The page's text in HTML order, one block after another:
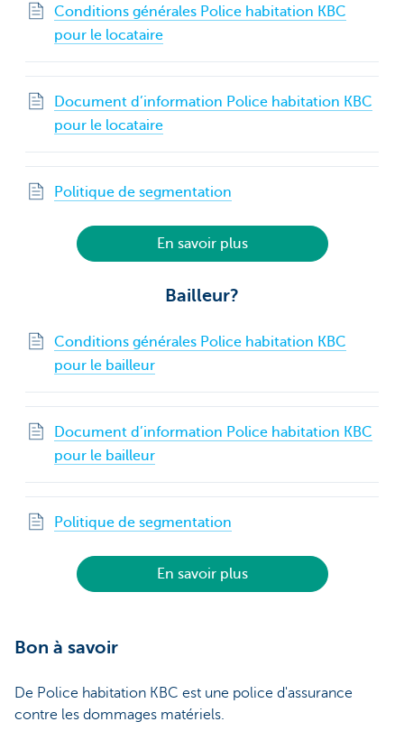
Conditions générales Police habitation KBC
pour le locataire
Document d’information Police habitation KBC
pour le locataire
Politique de segmentation
En savoir plus
Bailleur?
Conditions générales Police habitation KBC
pour le bailleur
Document d’information Police habitation KBC
pour le bailleur
Politique de segmentation
En savoir plus
Bon à savoir
De Police habitation KBC est une police d'assurance
contre les dommages matériels.